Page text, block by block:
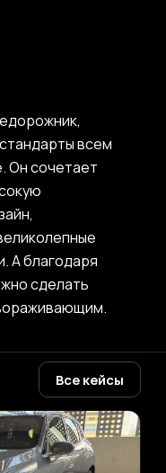
всем
Он сочетает
А благодаря
сделать
Все кейсы